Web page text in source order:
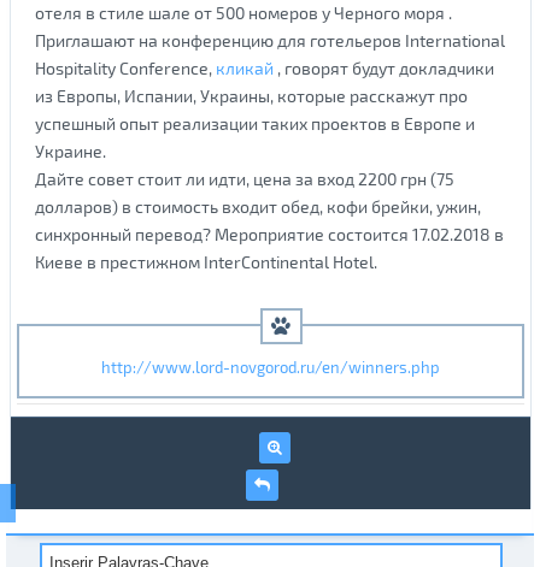
отеля в стиле шале от 500 номеров у Черного моря .
Приглашают на конференцию для готельеров International
Hospitality Conference, кликай , говорят будут докладчики
из Европы, Испании, Украины, которые расскажут про
успешный опыт реализации таких проектов в Европе и
Украине.
Дайте совет стоит ли идти, цена за вход 2200 грн (75
долларов) в стоимость входит обед, кофи брейки, ужин,
синхронный перевод? Мероприятие состоится 17.02.2018 в
Киеве в престижном InterСontinental Hotel.
http://www.lord-novgorod.ru/en/winners.php